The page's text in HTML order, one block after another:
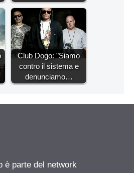
Club Dogo: "Siamo
contro il sistema e
denunciamo…
è parte del network